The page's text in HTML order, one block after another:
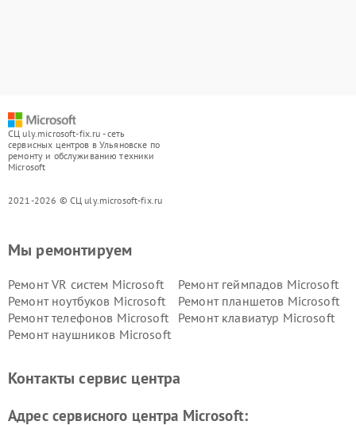
СЦ uly.microsoft-fix.ru - сеть
сервисных центров в Ульяновске по
ремонту и обслуживанию техники
Microsoft
2021-2026 © СЦ uly.microsoft-fix.ru
Мы ремонтируем
Ремонт VR систем Microsoft
Ремонт геймпадов Microsoft
Ремонт ноутбуков Microsoft
Ремонт планшетов Microsoft
Ремонт телефонов Microsoft
Ремонт клавиатур Microsoft
Ремонт наушников Microsoft
Контакты сервис центра
Адрес сервисного центра Microsoft: